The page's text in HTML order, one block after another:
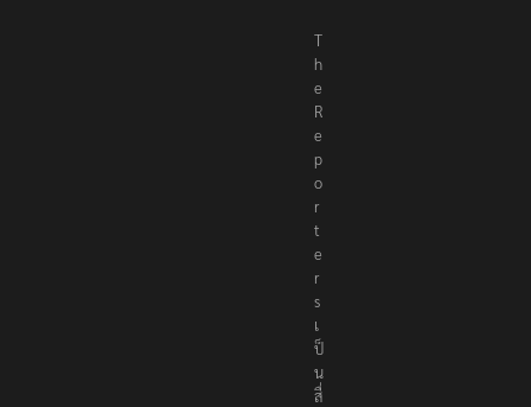
T
h
e
R
e
p
o
r
t
e
r
s
เ
ป็
น
สื่